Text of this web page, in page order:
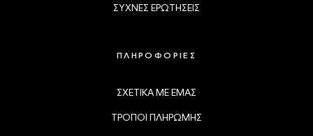
ΣΥΧΝΕΣ ΕΡΩΤΗΣΕΙΣ
ΠΛΗΡΟΦΟΡΙΕΣ
ΣΧΕΤΙΚΑ ΜΕ ΕΜΑΣ
ΤΡΟΠΟΙ ΠΛΗΡΩΜΗΣ